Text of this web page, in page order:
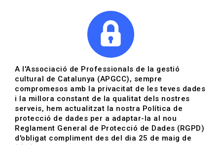
Actualitza't
Vols estar al dia?
HOME / BLOG
A l'Associació de Professionals de la gestió
cultural de Catalunya (APGCC), sempre
compromesos amb la privacitat de les teves dades
i la millora constant de la qualitat dels nostres
serveis, hem actualitzat la nostra Política de
protecció de dades per a adaptar-la al nou
Reglament General de Protecció de Dades (RGPD)
d'obligat compliment des del dia 25 de maig de